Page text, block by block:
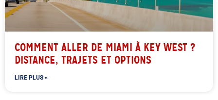
COMMENT ALLER DE MIAMI À KEY WEST ?
DISTANCE, TRAJETS ET OPTIONS
LIRE PLUS »